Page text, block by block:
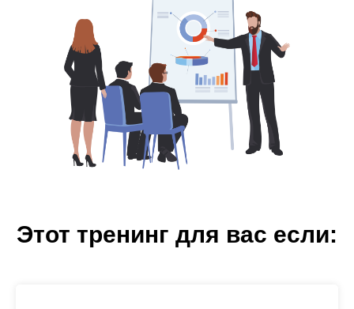
Этот тренинг для вас если: